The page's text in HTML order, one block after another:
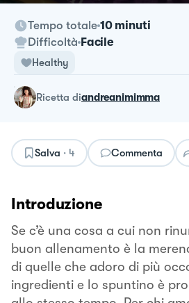
Tempo totale 10 minuti
Difficoltà Facile
Healthy
ricetta diandreanimimma
Salva · 4 Commenta
Introduzione
Se c’è una cosa a cui non
buon allenamento è la
di quelle che adoro di più
ingredienti e lo spuntino è